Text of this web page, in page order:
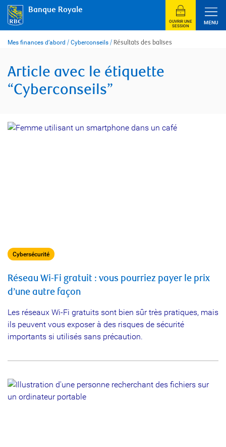
content
Banque Royale
OUVRIR UNE
SESSION
MENU
Mes finances d’abord / Cyberconseils / Résultats des balises
Article avec le étiquette
“Cyberconseils”
Cybersécurité
Réseau Wi-Fi gratuit : vous pourriez payer le prix
d’une autre façon
Les réseaux Wi-Fi gratuits sont bien sûr très pratiques, mais
ils peuvent vous exposer à des risques de sécurité
importants si utilisés sans précaution.